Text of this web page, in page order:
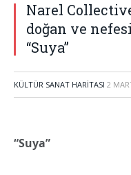
Narel
doğan ve
“Suya”
KÜLTÜR SANAT HARITASI 2
“Suya”